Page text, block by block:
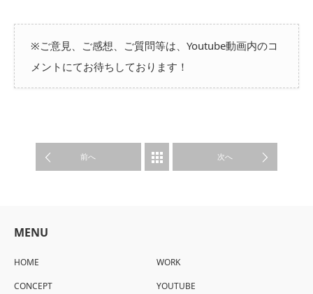
※ご意見、ご感想、ご質問等は、Youtube動画内のコ
メントにてお待ちしております！
前へ
WORK 次へ
MENU
HOME
CONCEPT
WORK
YOUTUBE